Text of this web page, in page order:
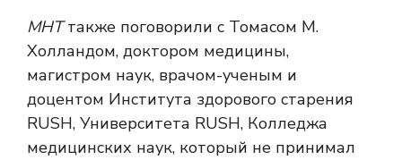
МНТтакже поговорили с Томасом М.
Холландом, доктором медицины,
магистром наук, врачом-ученым и
доцентом Института здорового старения
RUSH, Университета RUSH, Колледжа
медицинских наук, который не принимал